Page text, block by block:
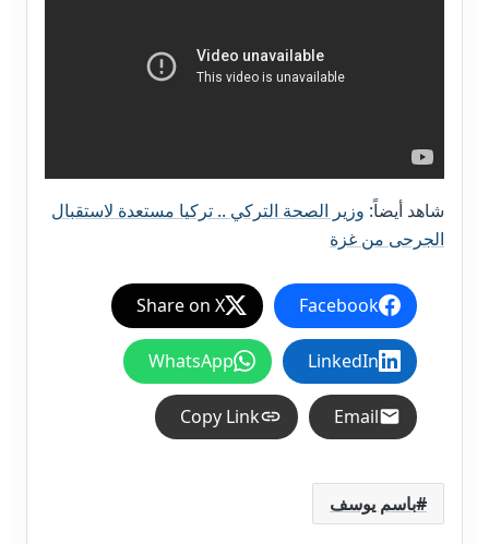
شاهد أيضاً: وزير الصحة التركي .. تركيا مستعدة لاستقبال
الجرحى من غزة
Facebook
Share on X
LinkedIn
WhatsApp
Email
Copy Link
باسم يوسف